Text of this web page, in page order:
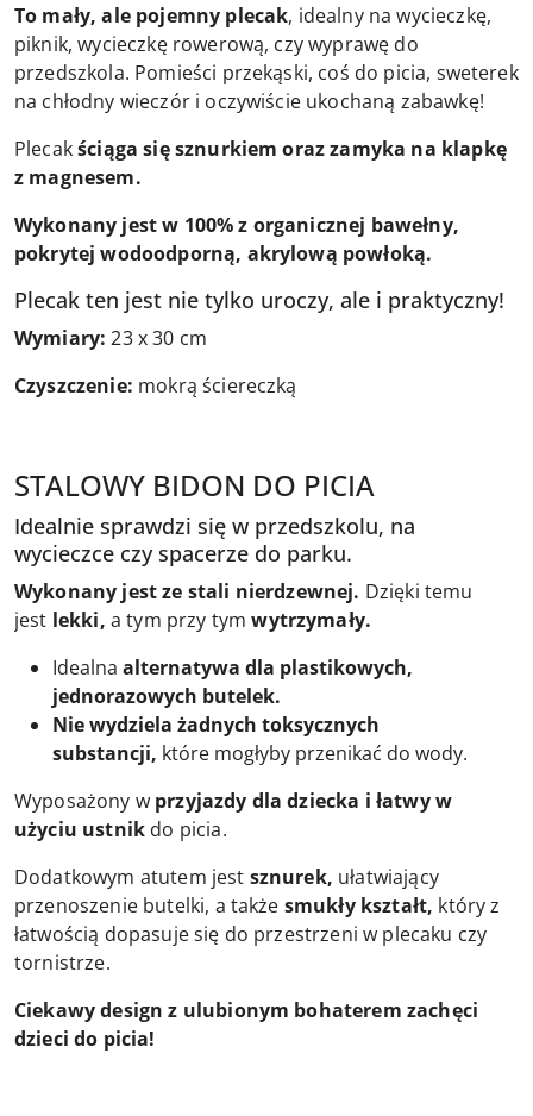
To mały, ale pojemny plecak, idealny na wycieczkę,
piknik, wycieczkę rowerową, czy wyprawę do
przedszkola. Pomieści przekąski, coś do picia, sweterek
na chłodny wieczór i oczywiście ukochaną zabawkę!
Plecakściąga się sznurkiem oraz zamyka na klapkę
z magnesem.
Wykonany jest w 100% z organicznej bawełny,
pokrytej wodoodporną, akrylową powłoką.
Plecak ten jest nie tylko uroczy, ale i praktyczny!
Wymiary: 23 x 30 cm
Czyszczenie: mokrą ściereczką
STALOWY BIDON DO PICIA
Idealnie sprawdzi się w przedszkolu, na
wycieczce czy spacerze do parku.
Wykonany jest ze stali nierdzewnej. Dzięki temu
jest lekki, a tym przy tymwytrzymały.
Idealna alternatywa dla plastikowych,
jednorazowych butelek.
Nie wydziela żadnych toksycznych
substancji, które mogłyby przenikać do wody.
Wyposażony w przyjazdy dla dziecka i łatwy w
użyciu ustnik do picia.
Dodatkowym atutem jest sznurek, ułatwiający
przenoszenie butelki, a także smukły kształt, który z
łatwością dopasuje się do przestrzeni w plecaku czy
tornistrze.
Ciekawy design z ulubionym bohaterem zachęci
dzieci do picia!